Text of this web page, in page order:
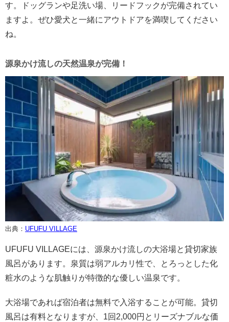
す。ドッグランや足洗い場、リードフックが完備されてい
ますよ。ぜひ愛犬と一緒にアウトドアを満喫してください
ね。
源泉かけ流しの天然温泉が完備！
出典： UFUFU VILLAGE
UFUFU VILLAGEには、源泉かけ流しの大浴場と貸切家族
風呂があります。泉質は弱アルカリ性で、とろっとした化
粧水のような肌触りが特徴的な優しい温泉です。
大浴場であれば宿泊者は無料で入浴することが可能。貸切
風呂は有料となりますが、1回2,000円とリーズナブルな価